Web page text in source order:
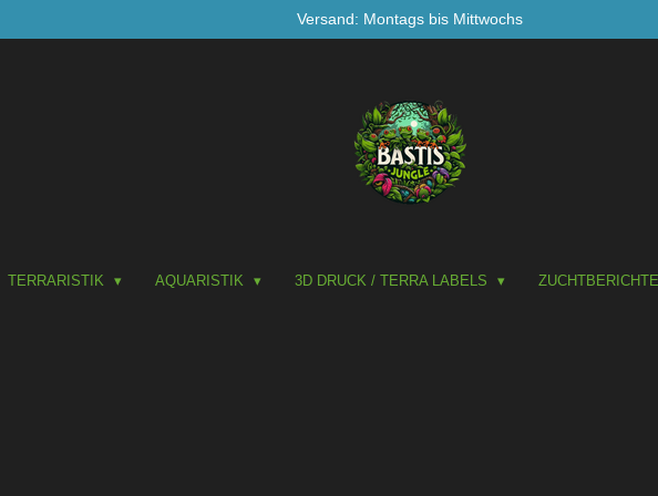
Versand: Montags bis Mittwochs
TERRARISTIK AQUARISTIK 3D DRUCK / TERRA LABELS ZUCHTBERICHTE